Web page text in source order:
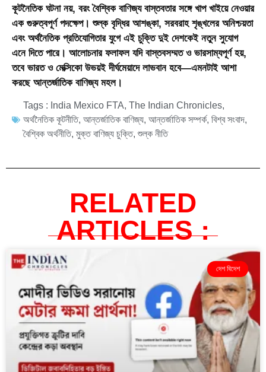
কূটনৈতিক ঘটনা নয়, বরং বৈশ্বিক বাণিজ্য বাস্তবতার সঙ্গে খাপ খাইয়ে নেওয়ার
এক গুরুত্বপূর্ণ পদক্ষেপ। শুল্ক বৃদ্ধির আশঙ্কা, সরবরাহ শৃঙ্খলের অনিশ্চয়তা
এবং অর্থনৈতিক প্রতিযোগিতার যুগে এই চুক্তি দুই দেশকেই নতুন সুযোগ
এনে দিতে পারে। আলোচনার ফলাফল যদি বাস্তবসম্মত ও ভারসাম্যপূর্ণ হয়,
তবে ভারত ও মেক্সিকো উভয়ই দীর্ঘমেয়াদে লাভবান হবে—এমনটাই আশা
করছে আন্তর্জাতিক বাণিজ্য মহল।
Tags : India Mexico FTA, The Indian Chronicles,
অর্থনৈতিক কূটনীতি, আন্তর্জাতিক বাণিজ্য, আন্তর্জাতিক সম্পর্ক, বিশ্ব সংবাদ,
বৈশ্বিক অর্থনীতি, মুক্ত বাণিজ্য চুক্তি, শুল্ক নীতি
RELATED
ARTICLES :
দেশ বিদেশ